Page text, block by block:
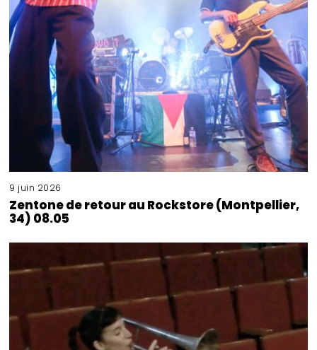
9 juin 2026
Zentone de retour au Rockstore (Montpellier,
34) 08.05